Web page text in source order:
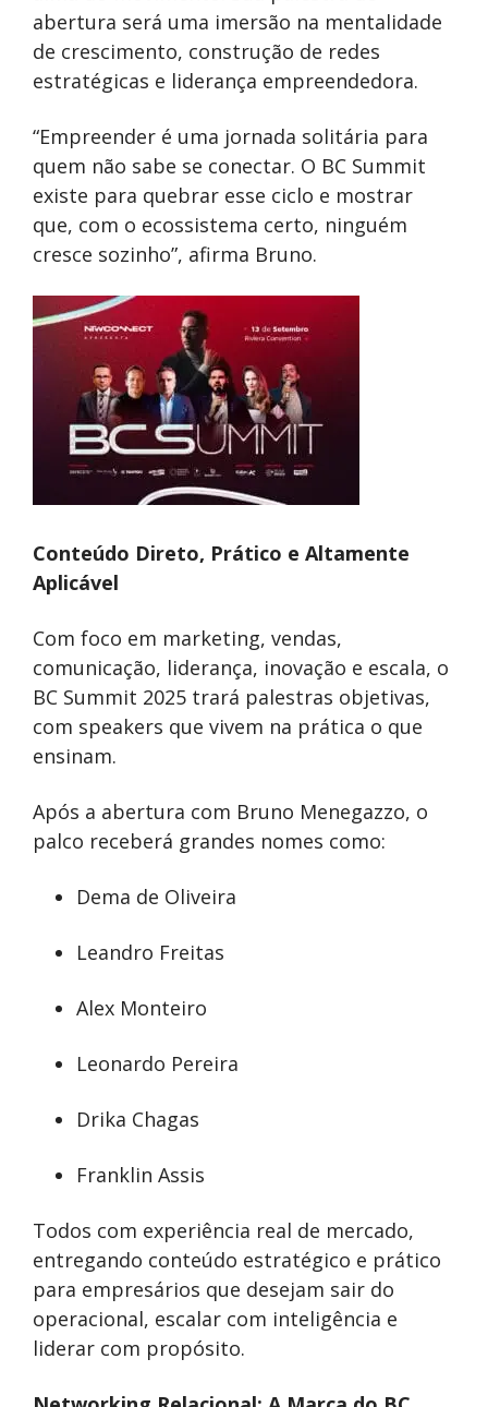
abertura será uma imersão na mentalidade
de crescimento, construção de redes
estratégicas e liderança empreendedora.
“Empreender é uma jornada solitária para
quem não sabe se conectar. O BC Summit
existe para quebrar esse ciclo e mostrar
que, com o ecossistema certo, ninguém
cresce sozinho”, afirma Bruno.
Conteúdo Direto, Prático e Altamente
Aplicável
Com foco em marketing, vendas,
comunicação, liderança, inovação e escala, o
BC Summit 2025 trará palestras objetivas,
com speakers que vivem na prática o que
ensinam.
Após a abertura com Bruno Menegazzo, o
palco receberá grandes nomes como:
Dema de Oliveira
Leandro Freitas
Alex Monteiro
Leonardo Pereira
Drika Chagas
Franklin Assis
Todos com experiência real de mercado,
entregando conteúdo estratégico e prático
para empresários que desejam sair do
operacional, escalar com inteligência e
liderar com propósito.